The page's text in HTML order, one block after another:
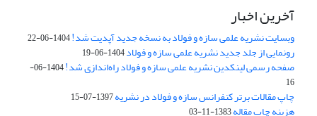
آخرین اخبار
وبسایت نشریه علمی سازه و فولاد به نسخه جدید آپدیت شد!1404-06-22
رونمایی از جلد جدید نشریه علمی سازه و فولاد1404-06-19
صفحه رسمی لینکدین نشریه علمی سازه و فولاد راه‌اندازی شد!
1404-06-
16
چاپ مقالات برتر کنفرانس سازه و فولاد در نشریه1397-07-15
هزینه چاپ مقاله1383-11-03